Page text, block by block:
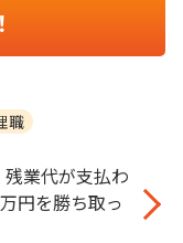
職
業代が支払わ
円を勝ち取っ